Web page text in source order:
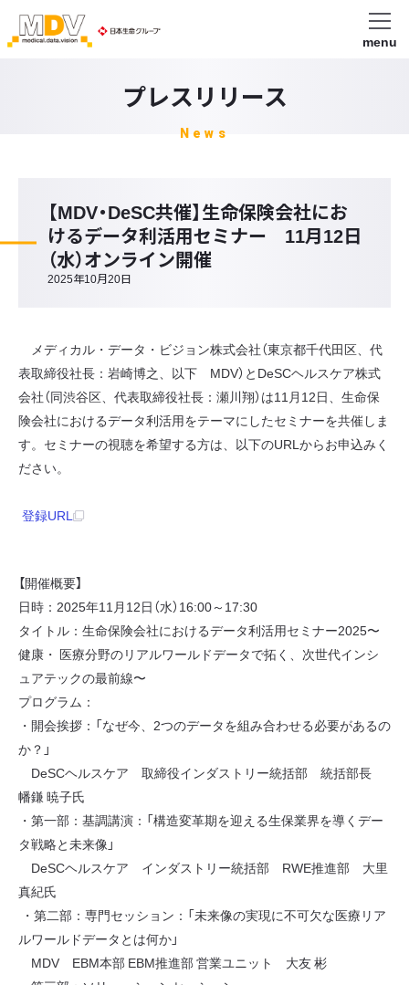
menu
プレスリリース
News
【MDV・DeSC共催】生命保険会社にお
けるデータ利活用セミナー 11月12日
（水）オンライン開催
2025年10月20日
メディカル・データ・ビジョン株式会社（東京都千代田区、代
表取締役社長：岩崎博之、以下 MDV）とDeSCヘルスケア株式
会社（同渋谷区、代表取締役社長：瀬川翔）は11月12日、生命保
険会社におけるデータ利活用をテーマにしたセミナーを共催しま
す。セミナーの視聴を希望する方は、以下のURLからお申込みく
ださい。
登録URL
【開催概要】
日時：2025年11月12日（水）16:00～17:30
タイトル：生命保険会社におけるデータ利活用セミナー2025〜
健康・ 医療分野のリアルワールドデータで拓く、次世代インシ
ュアテックの最前線〜
プログラム：
・開会挨拶：「なぜ今、2つのデータを組み合わせる必要があるの
か？」
DeSCヘルスケア 取締役インダストリー統括部 統括部長
幡鎌 暁子氏
・第一部：基調講演：「構造変革期を迎える生保業界を導くデー
タ戦略と未来像」
DeSCヘルスケア インダストリー統括部 RWE推進部 大里
真紀氏
・第二部：専門セッション：「未来像の実現に不可欠な医療リア
ルワールドデータとは何か」
MDV EBM本部 EBM推進部 営業ユニット 大友 彬